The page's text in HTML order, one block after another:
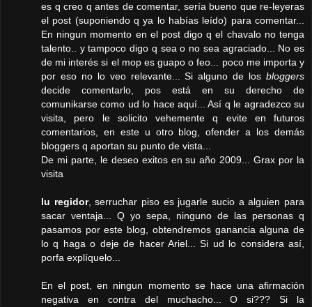
es q creo q antes de comentar, sería bueno que re-leyeras
el post (suponiendo q ya lo habías leído) para comentar...
En ningun momento en el post digo q el chavalo no tenga
talento.. y tampoco digo q sea o no sea agraciado... No es
de mi interés si el mop es guapo o feo... poco me importa y
por eso no lo veo relevante... Si alguno de los bloggers
decide comentarlo, pos está en su derecho de
comunikarse como ud lo hace aquí... Así q le agradezco su
visita, pero le solicito vehemente q evite en futuros
comentarios, en este u otro blog, ofender a los demás
bloggers q aportan su punto de vista...
De mi parte, le deseo exitos en su año 2009... Grax por la
visita
lu regidor, serruchar piso es jugarle sucio a alguien para
sacar ventaja... Q yo sepa, ninguno de las personas q
pasamos por este blog, obtendremos ganancia alguna de
lo q haga o deje de hacer Ariel... Si ud lo considera así,
porfa explíquelo...
En el post, en ningun momento se hace una afirmación
negativa en contra del muchacho... O si??? Si la